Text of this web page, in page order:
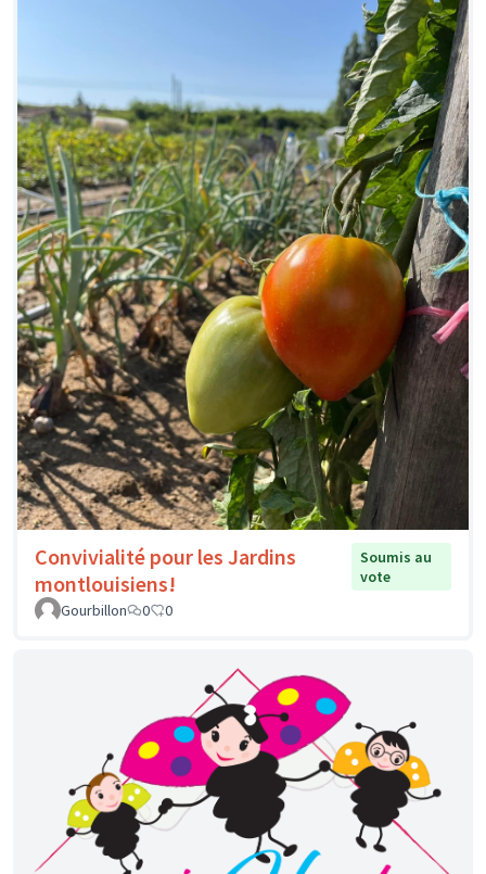
Convivialité pour les Jardins
montlouisiens!
Soumis au
vote
Gourbillon
0 0